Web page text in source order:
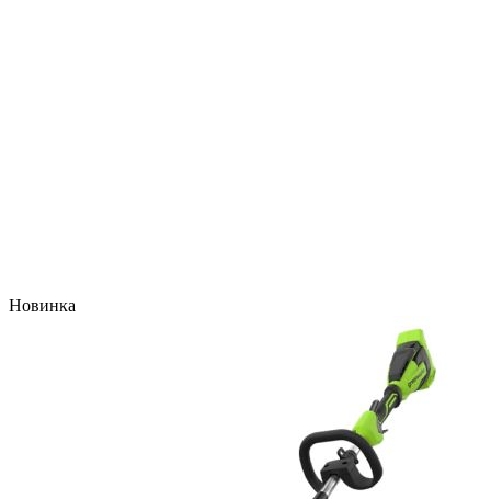
Новинка